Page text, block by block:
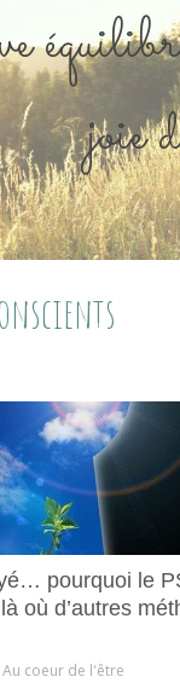
joie
pourquoi le
où d’autres
Au coeur de l'être